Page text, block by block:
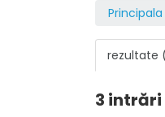
Principala
rezultate
3 intrări